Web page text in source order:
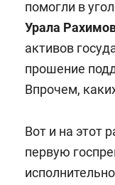
помогли в
Урала
активов
прошение
Впрочем,
Вот и на этот
первую